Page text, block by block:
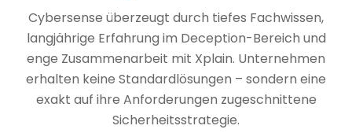
Cybersense überzeugt durch tiefes Fachwissen,
langjährige Erfahrung im Deception-Bereich und
enge Zusammenarbeit mit Xplain. Unternehmen
erhalten keine Standardlösungen – sondern eine
exakt auf ihre Anforderungen zugeschnittene
Sicherheitsstrategie.